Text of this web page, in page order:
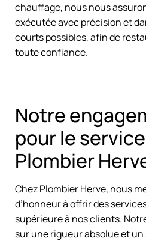
chauffage, nous nous
exécutée avec précision et
courts possibles, afin de
toute confiance.
Notre
pour le
Plombier
Chez Plombier Herve, nous
d’honneur à offrir des
supérieure à nos clients.
sur une rigueur absolue et